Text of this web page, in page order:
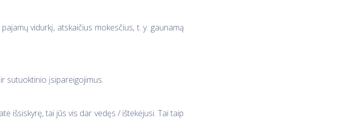
vidurkį, atskaičius mokesčius, t. y. gaunamą
sutuoktinio įsipareigojimus.
išsiskyrę, tai jūs vis dar vedęs / ištekėjusi. Tai taip